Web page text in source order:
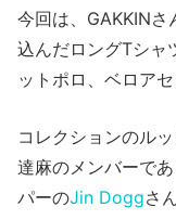
今回は、GAKKINさ
込んだロングTシャ
ットポロ、ベロア
コレクションのル
達麻のメンバーであ
パーのJin Doggさ